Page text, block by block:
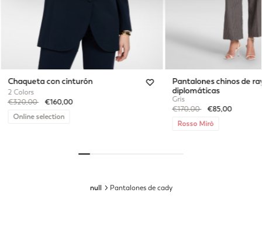
Chaqueta con cinturón
2 Colors
Price reduced from
€320,00to€160,00
Online selection
Pantalones chinos de
diplomáticas
Gris
Price reduced from
€170,00to€85,00
Rosso Mirò
null Pantalones de cady